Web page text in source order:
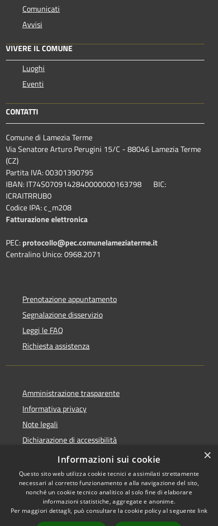
Comunicati
Avvisi
VIVERE IL COMUNE
Luoghi
Eventi
CONTATTI
Comune di Lamezia Terme
Via Senatore Arturo Perugini 15/C - 88046 Lamezia Terme
(CZ)
Partita IVA: 00301390795
IBAN: IT74S0709142840000000163798 BIC:
ICRAITRRUB0
Codice IPA: c_m208
Fatturazione elettronica
PEC: protocollo@pec.comunelameziaterme.it
Centralino Unico: 0968.2071
Prenotazione appuntamento
Segnalazione disservizio
Leggi le FAQ
Richiesta assistenza
Amministrazione trasparente
Informativa privacy
Note legali
Dichiarazione di accessibilità
Feedback accessibilità
Accessibilità
Copyright © 2026 • Città di
Lamezia Terme • Powered by
×
Informazioni sui cookie
Questo sito web utilizza cookie tecnici e assimilati strettamente
necessari al corretto funzionamento e alla navigazione del sito,
nonché un cookie tecnico analitico al solo fine di elaborare
informazioni statistiche, aggregate e anonime.
Per maggiori dettagli, può consultare la cookie policy al seguente link